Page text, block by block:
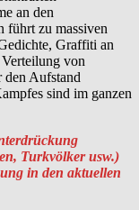
an den
führt zu massiven
Graffiti an
von
den Aufstand
sind im ganzen
Turkvölker usw.)
in den aktuellen